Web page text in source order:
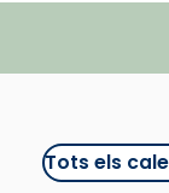
de Les
Tots els